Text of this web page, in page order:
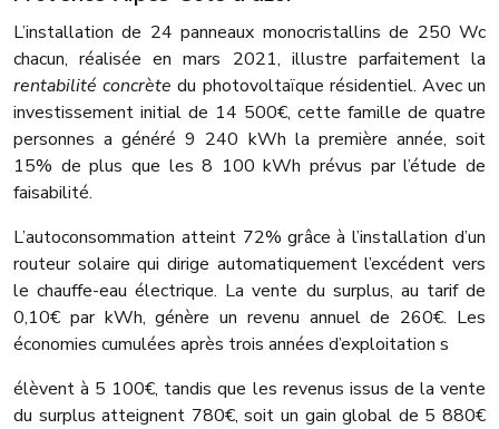
L’installation de 24 panneaux monocristallins de 250 Wc
chacun, réalisée en mars 2021, illustre parfaitement la
rentabilité concrète du photovoltaïque résidentiel. Avec un
investissement initial de 14 500€, cette famille de quatre
personnes a généré 9 240 kWh la première année, soit
15% de plus que les 8 100 kWh prévus par l’étude de
faisabilité.
L’autoconsommation atteint 72% grâce à l’installation d’un
routeur solaire qui dirige automatiquement l’excédent vers
le chauffe-eau électrique. La vente du surplus, au tarif de
0,10€ par kWh, génère un revenu annuel de 260€. Les
économies cumulées après trois années d’exploitation s
élèvent à 5 100€, tandis que les revenus issus de la vente
du surplus atteignent 780€, soit un gain global de 5 880€